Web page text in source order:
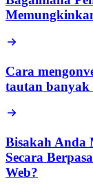
Cara
tautan banyak
Bisakah Anda
Secara
Web?